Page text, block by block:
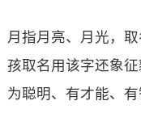
月指月亮、月光，
孩取名用该字还象
为聪明、有才能、有